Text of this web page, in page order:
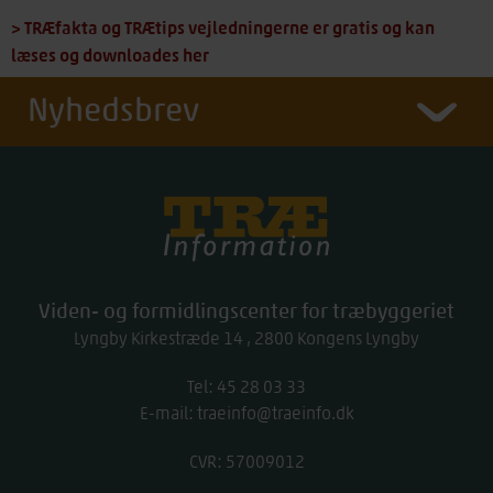
> TRÆfakta og TRÆtips vejledningerne er gratis og kan
læses og downloades her
Viden- og formidlingscenter for træbyggeriet
Lyngby Kirkestræde 14 2800 Kongens Lyngby
Tel: work
45 28 03 33
E-mail: traeinfo@traeinfo.dk
CVR: 57009012
Nyhedsbrev